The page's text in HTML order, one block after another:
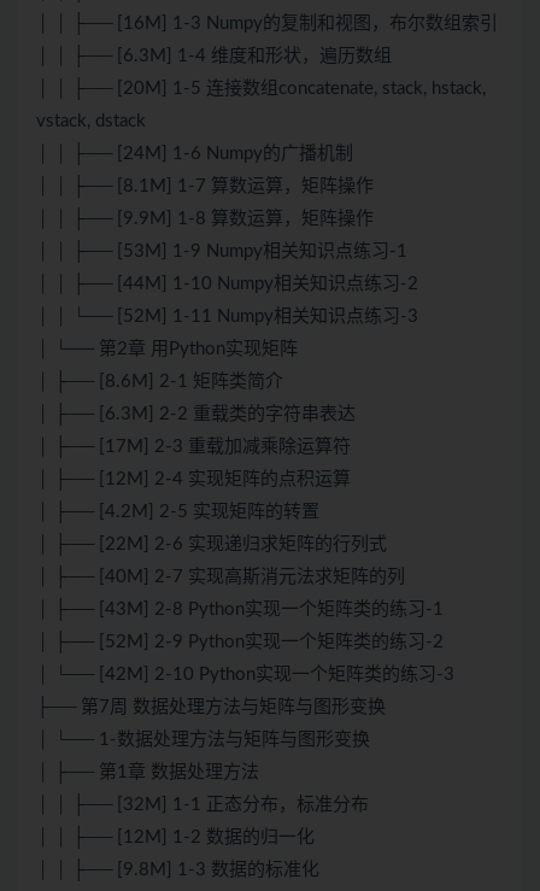
│ │ ├── [16M] 1-3 Numpy的复制和视图，布尔数组索引
│ │ ├── [6.3M] 1-4 维度和形状，遍历数组
│ │ ├── [20M] 1-5 连接数组concatenate, stack, hstack,
vstack, dstack
│ │ ├── [24M] 1-6 Numpy的广播机制
│ │ ├── [8.1M] 1-7 算数运算，矩阵操作
│ │ ├── [9.9M] 1-8 算数运算，矩阵操作
│ │ ├── [53M] 1-9 Numpy相关知识点练习-1
│ │ ├── [44M] 1-10 Numpy相关知识点练习-2
│ │ └── [52M] 1-11 Numpy相关知识点练习-3
│ └── 第2章 用Python实现矩阵
│ ├── [8.6M] 2-1 矩阵类简介
│ ├── [6.3M] 2-2 重载类的字符串表达
│ ├── [17M] 2-3 重载加减乘除运算符
│ ├── [12M] 2-4 实现矩阵的点积运算
│ ├── [4.2M] 2-5 实现矩阵的转置
│ ├── [22M] 2-6 实现递归求矩阵的行列式
│ ├── [40M] 2-7 实现高斯消元法求矩阵的列
│ ├── [43M] 2-8 Python实现一个矩阵类的练习-1
│ ├── [52M] 2-9 Python实现一个矩阵类的练习-2
│ └── [42M] 2-10 Python实现一个矩阵类的练习-3
├── 第7周 数据处理方法与矩阵与图形变换
│ └── 1-数据处理方法与矩阵与图形变换
│ ├── 第1章 数据处理方法
│ │ ├── [32M] 1-1 正态分布，标准分布
│ │ ├── [12M] 1-2 数据的归一化
│ │ ├── [9.8M] 1-3 数据的标准化